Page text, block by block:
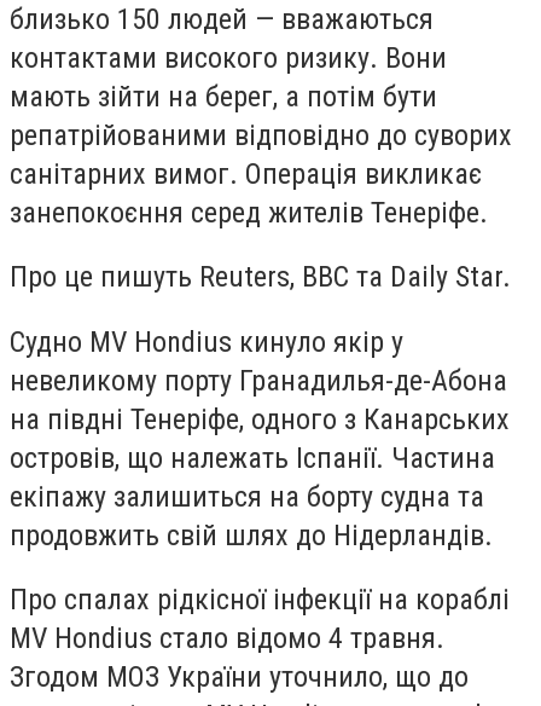
близько 150 людей — вважаються
контактами високого ризику. Вони
мають зійти на берег, а потім бути
репатрійованими відповідно до суворих
санітарних вимог. Операція викликає
занепокоєння серед жителів Тенеріфе.
Про це пишуть Reuters, ВВС та Daily Star.
Судно MV Hondius кинуло якір у
невеликому порту Гранадилья-де-Абона
на півдні Тенеріфе, одного з Канарських
островів, що належать Іспанії. Частина
екіпажу залишиться на борту судна та
продовжить свій шлях до Нідерландів.
Про спалах рідкісної інфекції на кораблі
MV Hondius стало відомо 4 травня.
Згодом МОЗ України уточнило, що до